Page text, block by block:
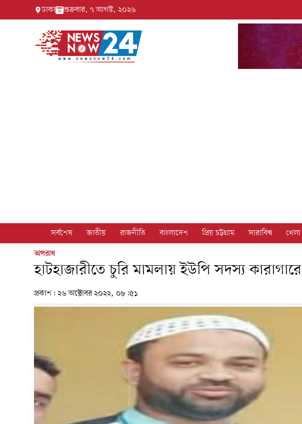
ঢাকা শুক্রবার, ৭ আগস্ট, ২০২৬
সর্বশেষ জাতীয় রাজনীতি বাংলাদেশ প্রিয় চট্টগ্রাম সারাবিশ্ব খেলা
অপরাধ
হাটহাজারীতে চুরি মামলায় ইউপি সদস্য কারাগারে
প্রকাশ: ২৬ অক্টোবর ২০২২, ০৮:৫১